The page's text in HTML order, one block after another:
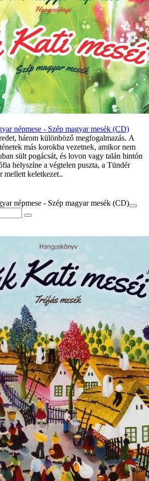
népmese - Szép magyar mesék (CD)
három különböző megfogalmazás. A
más korokba vezetnek, amikor nem
sült pogácsát, és lovon vagy talán hintón
helyszíne a végtelen puszta, a Tündér
mellett keletkezet..
népmese - Szép magyar mesék (CD)